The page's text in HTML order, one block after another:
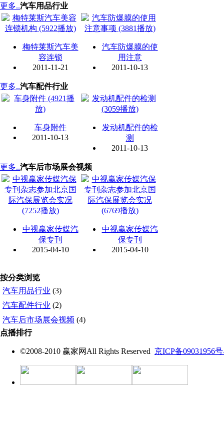
更多..汽车用品行业
梅特莱斯汽车美
容连锁
2011-11-21
汽车防爆膜的使
用注意
2011-10-13
更多..汽车配件行业
车身附件
2011-10-13
发动机配件的检
测
2011-10-13
更多..汽车后市场展会视频
中视赢家传媒汽
保专刊
2015-04-10
中视赢家传媒汽
保专刊
2015-04-10
按分类浏览
汽车用品行业 (3)
汽车配件行业 (2)
汽车后市场展会视频 (4)
点播排行
©2008-2010 赢家网All Rights Reserved 京ICP备09031956